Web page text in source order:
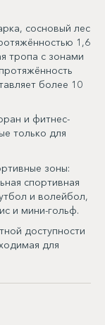
сосновый лес
1,6
тропа с зонами
более 10
и фитнес-
только для
зоны:
спортивная
и волейбол,
и мини-гольф.
доступности
для